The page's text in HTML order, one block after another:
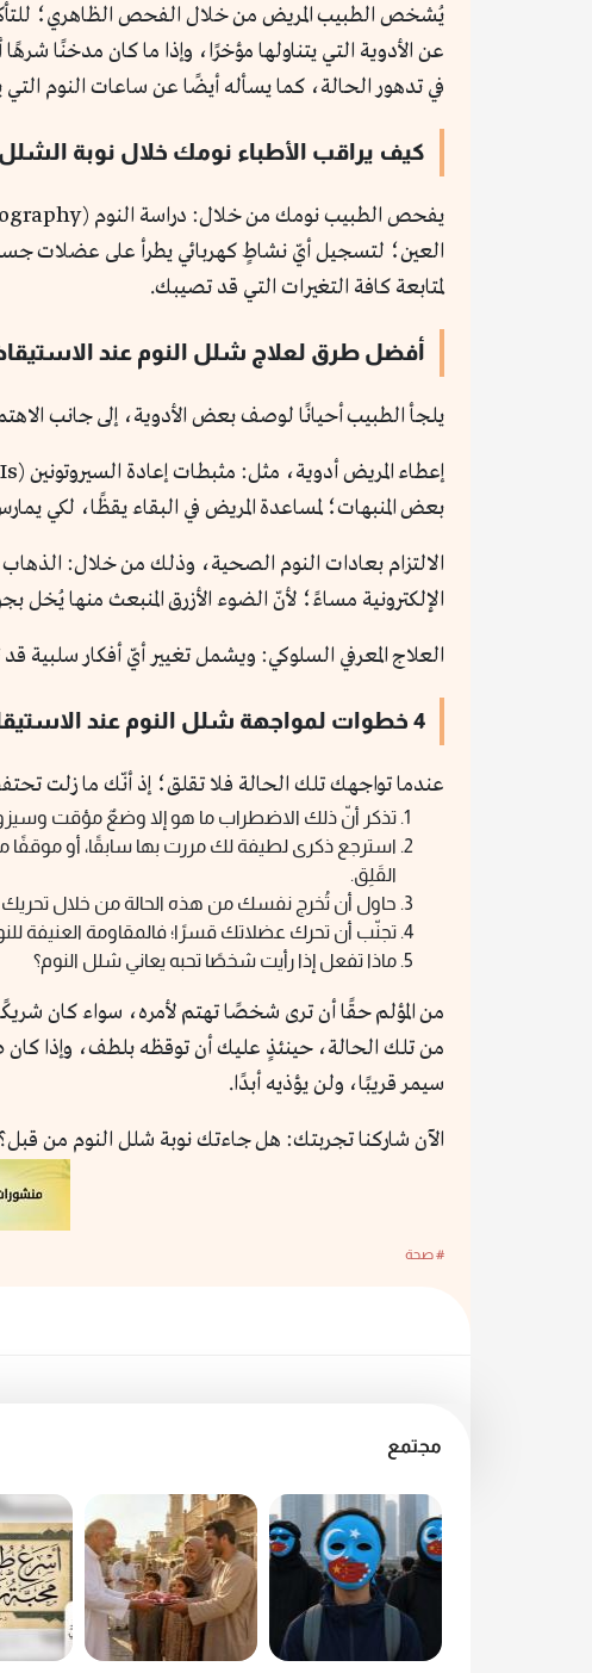
يُشخص الطبيب المريض من خلال الفحص الظاهري؛
عن الأدوية التي يتناولها مؤخرًا، وإذا ما كان مدخنًا
في تدهور الحالة، كما يسأله أيضًا عن ساعات النوم
كيف يراقب الأطباء نومك خلال نوبة
العين؛ لتسجيل أيّ نشاطٍ كهربائي يطرأ على عضلات
لمتابعة كافة التغيرات التي قد تصيبك.
أفضل طرق لعلاج شلل النوم عند
يلجأ الطبيب أحيانًا لوصف بعض الأدوية، إلى جانب
بعض المنبهات؛ لمساعدة المريض في البقاء يقظًا، لكي
الالتزام بعادات النوم الصحية، وذلك من خلال:
الإلكترونية مساءً؛ لأنّ الضوء الأزرق المنبعث منها يُخل
العلاج المعرفي السلوكي: ويشمل تغيير أيّ أفكار سلبية
4 خطوات لمواجهة شلل النوم عند الاستيقاظ:
عندما تواجهك تلك الحالة فلا تقلق؛ إذ أنّك ما زلت
تذكر أنّ ذلك الاضطراب ما هو إلا وضعٌ مؤقت
استرجع ذكرى لطيفة لك مررت بها سابقًا، أو
القَلِق.
حاول أن تُخرج نفسك من هذه الحالة من خلال
تجنّب أن تحرك عضلاتك قسرًا؛ فالمقاومة العنيفة
ماذا تفعل إذا رأيت شخصًا تحبه يعاني شلل النوم؟
من المؤلم حقًا أن ترى شخصًا تهتم لأمره، سواء كان
من تلك الحالة، حينئذٍ عليك أن توقظه بلطف، وإذا
سيمر قريبًا، ولن يؤذيه أبدًا.
الآن شاركنا تجربتك: هل جاءتك نوبة شلل النوم من
# صحة
مجتمع